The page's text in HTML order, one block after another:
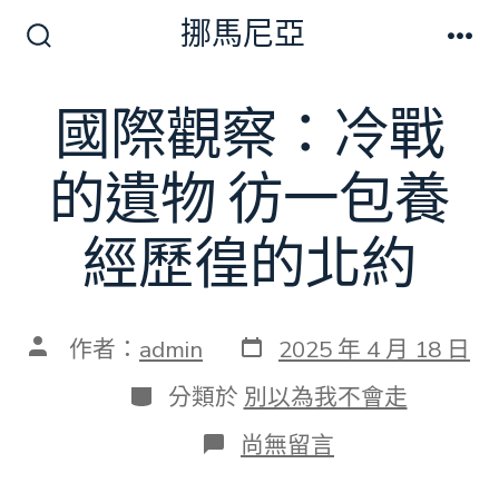
切
開
關
挪馬尼亞
國際觀察：冷戰
的遺物 彷一包養
經歷徨的北約
文 作者： admin 發
表
日
期
2025 年 4 月 18 日
分
類
分類於 別以為我不會走
在
〈國
尚無留言